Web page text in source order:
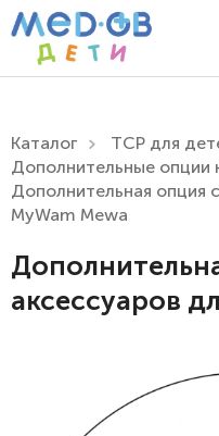
Каталог
ТСР для
Дополнительные опции
Дополнительная опция
MyWam Mewa
аксессуаров